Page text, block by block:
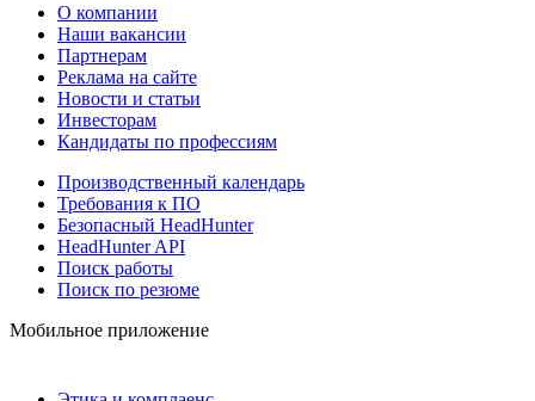
О компании
Наши вакансии
Партнерам
Реклама на сайте
Новости и статьи
Инвесторам
Кандидаты по профессиям
Производственный календарь
Требования к ПО
Безопасный HeadHunter
HeadHunter API
Поиск работы
Поиск по резюме
Мобильное приложение